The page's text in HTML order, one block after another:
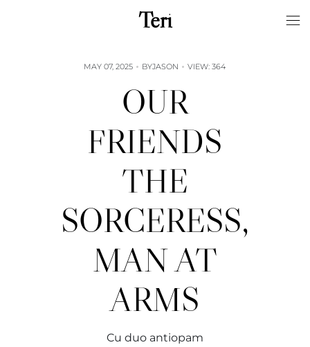
Teri
MAY 07, 2025 BYJASON VIEW: 364
OUR
FRIENDS
THE
SORCERESS,
MAN AT
ARMS
Cu duo antiopam